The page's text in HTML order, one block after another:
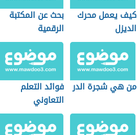
كيف يعمل محرك
الديزل
بحث عن المكتبة
الرقمية
من هي شجرة الدر فوائد التعلم
التعاوني